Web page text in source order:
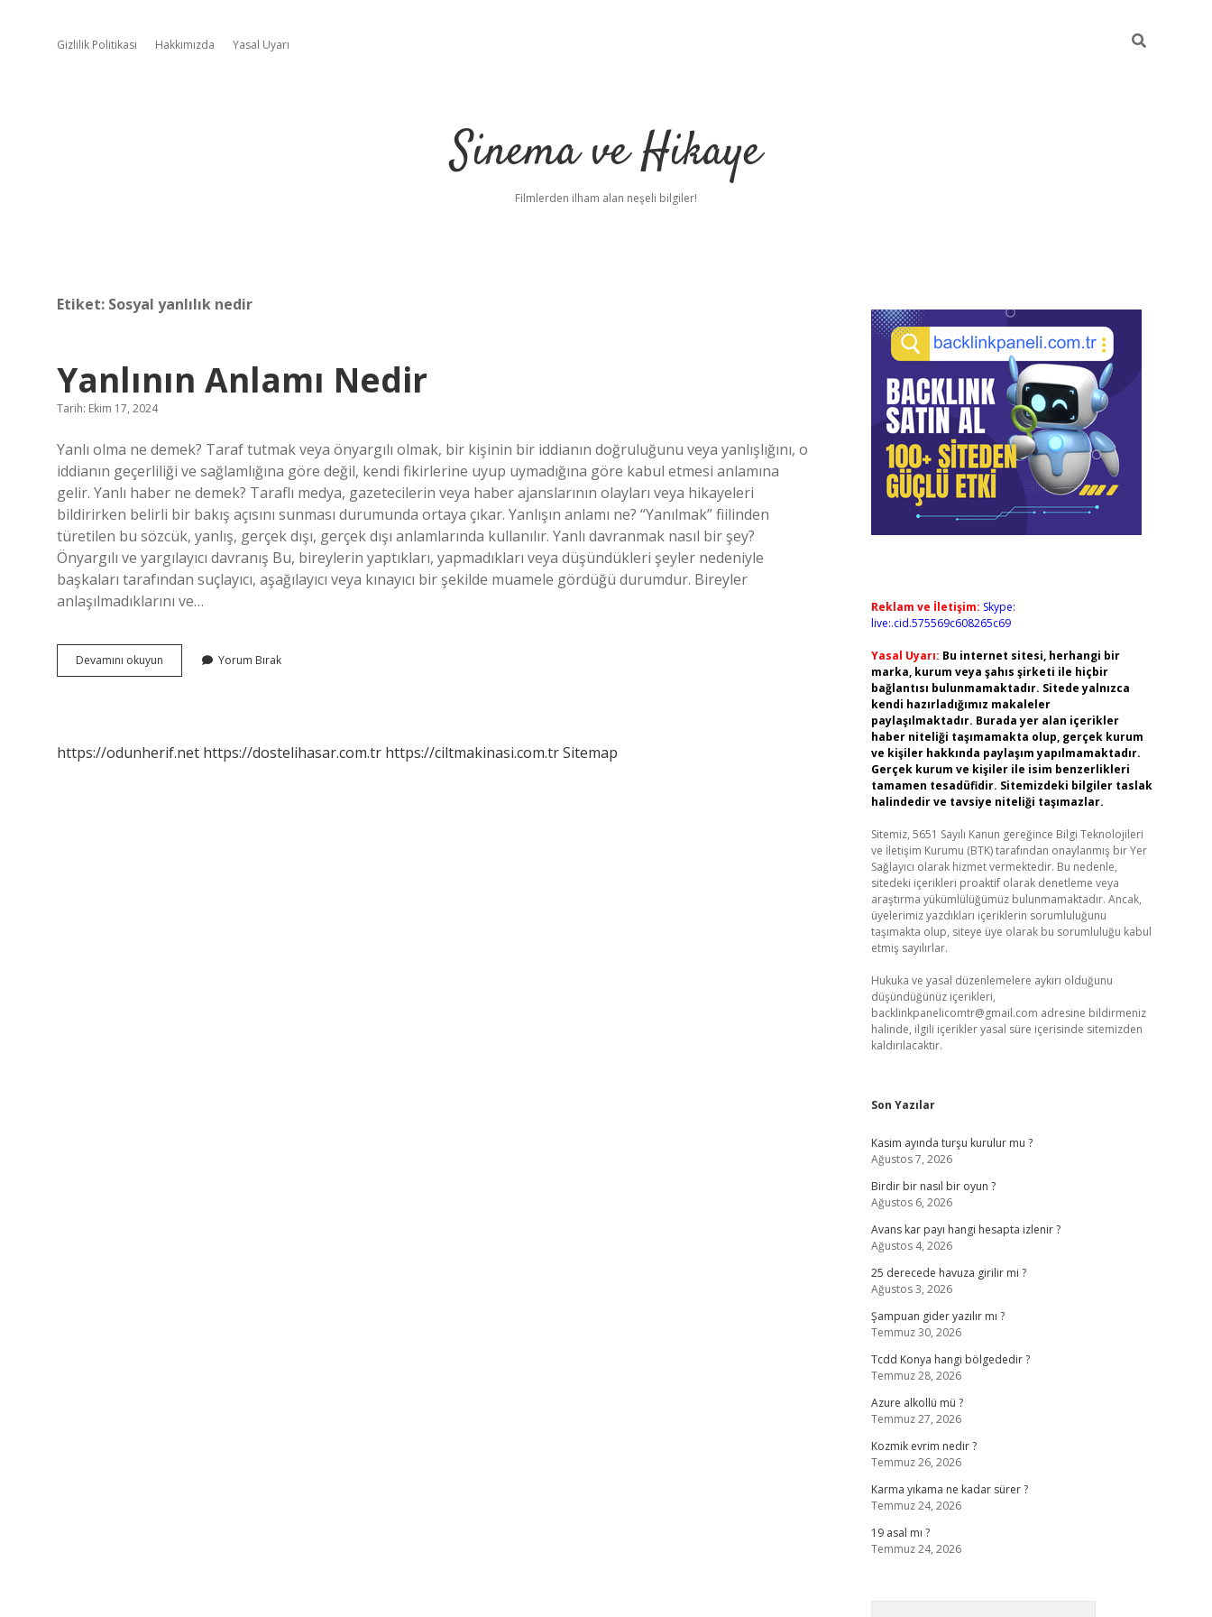
Gizlilik Politikası Hakkımızda Yasal Uyarı
Sinema ve Hikaye
Filmlerden ilham alan neşeli bilgiler!
Etiket: Sosyal yanlılık nedir
Yanlının Anlamı Nedir
Tarih: Ekim 17, 2024
Yanlı olma ne demek? Taraf tutmak veya önyargılı olmak, bir kişinin bir iddianın doğruluğunu veya yanlışlığını, o
iddianın geçerliliği ve sağlamlığına göre değil, kendi fikirlerine uyup uymadığına göre kabul etmesi anlamına
gelir. Yanlı haber ne demek? Taraflı medya, gazetecilerin veya haber ajanslarının olayları veya hikayeleri
bildirirken belirli bir bakış açısını sunması durumunda ortaya çıkar. Yanlışın anlamı ne? “Yanılmak” fiilinden
türetilen bu sözcük, yanlış, gerçek dışı, gerçek dışı anlamlarında kullanılır. Yanlı davranmak nasıl bir şey?
Önyargılı ve yargılayıcı davranış Bu, bireylerin yaptıkları, yapmadıkları veya düşündükleri şeyler nedeniyle
başkaları tarafından suçlayıcı, aşağılayıcı veya kınayıcı bir şekilde muamele gördüğü durumdur. Bireyler
anlaşılmadıklarını ve…
Devamını okuyun
Anlamı
Yorum Bırak
https://odunherif.net https://dostelihasar.com.tr https://ciltmakinasi.com.trSitemap
Sidebar
Reklam ve İletişim: Skype:
live:.cid.575569c608265c69
Yasal Uyarı: Bu internet sitesi, herhangi bir
marka, kurum veya şahıs şirketi ile hiçbir
bağlantısı bulunmamaktadır. Sitede yalnızca
kendi hazırladığımız makaleler
paylaşılmaktadır. Burada yer alan içerikler
haber niteliği taşımamakta olup, gerçek kurum
ve kişiler hakkında paylaşım yapılmamaktadır.
Gerçek kurum ve kişiler ile isim benzerlikleri
tamamen tesadüfidir. Sitemizdeki bilgiler taslak
halindedir ve tavsiye niteliği taşımazlar.
Sitemiz, 5651 Sayılı Kanun gereğince Bilgi Teknolojileri
ve İletişim Kurumu (BTK) tarafından onaylanmış bir Yer
Sağlayıcı olarak hizmet vermektedir. Bu nedenle,
sitedeki içerikleri proaktif olarak denetleme veya
araştırma yükümlülüğümüz bulunmamaktadır. Ancak,
üyelerimiz yazdıkları içeriklerin sorumluluğunu
taşımakta olup, siteye üye olarak bu sorumluluğu kabul
etmiş sayılırlar.
Hukuka ve yasal düzenlemelere aykırı olduğunu
düşündüğünüz içerikleri,
backlinkpanelicomtr@gmail.com adresine bildirmeniz
halinde, ilgili içerikler yasal süre içerisinde sitemizden
kaldırılacaktır.
Son Yazılar
Kasim ayında turşu kurulur mu ?
Ağustos 7, 2026
Birdir bir nasıl bir oyun ?
Ağustos 6, 2026
Avans kar payı hangi hesapta izlenir ?
Ağustos 4, 2026
25 derecede havuza girilir mi ?
Ağustos 3, 2026
Şampuan gider yazılır mı ?
Temmuz 30, 2026
Tcdd Konya hangi bölgededir ?
Temmuz 28, 2026
Azure alkollü mü ?
Temmuz 27, 2026
Kozmik evrim nedir ?
Temmuz 26, 2026
Karma yıkama ne kadar sürer ?
Temmuz 24, 2026
19 asal mı ?
Temmuz 24, 2026